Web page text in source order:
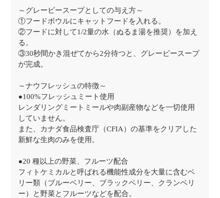
～グレービースープとしての与え方～
①フードボウルにキャットフードを入れる。
②フードに対して1/2量の水（ぬるま湯を推奨）を加え
る。
③30秒間かき混ぜてから2分待つと、グレービースープ
が完成。
～ナウフレッシュの特徴～
●100%フレッシュミート使用
レンダリングミートミールや肉副産物などを一切使用
していません。
また、カナダ食品検査庁（CFIA）の基準をクリアした
新鮮な生肉のみを使用。
●20 種以上の野菜、フルーツ配合
フィトケミカルと呼ばれる機能性成分を大量に含むベ
リー類（ブルーベリー、ブラックベリー、クランベリ
ー）と野菜とフルーツなどを配合。